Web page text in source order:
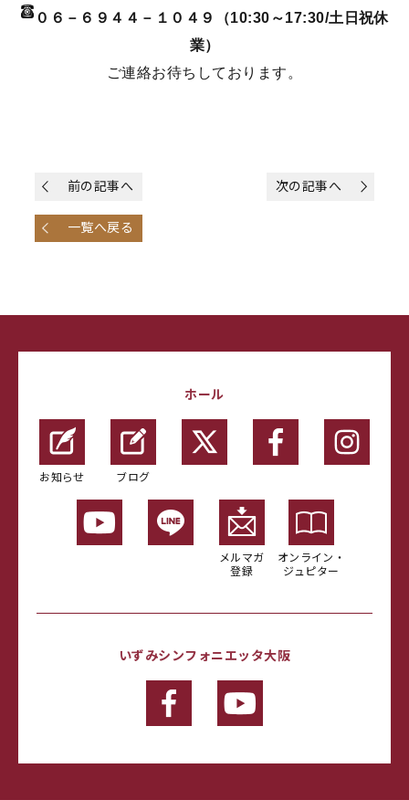
０６－６９４４－１０４９（10:30～17:30/土日祝休
業）
ご連絡お待ちしております。
前の記事へ 次の記事へ
一覧へ戻る
ホール
お知らせ ブログ
メルマガ
登録
オンライン・
ジュピター
いずみシンフォニエッタ大阪